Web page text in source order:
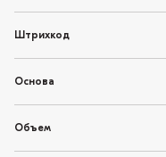
Штрихкод
Основа
Объем